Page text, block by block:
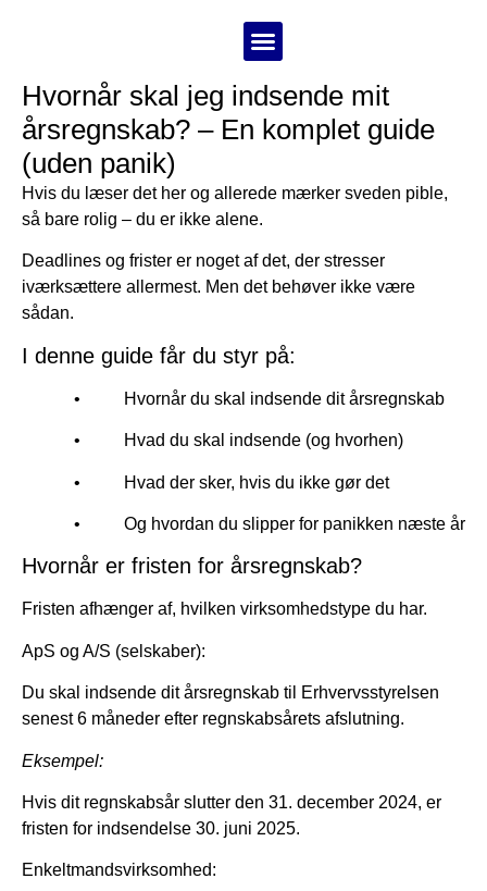
Hvornår skal jeg indsende mit
årsregnskab? – En komplet guide
(uden panik)
Hvis du læser det her og allerede mærker sveden pible,
så bare rolig – du er ikke alene.
Deadlines og frister er noget af det, der stresser
iværksættere allermest. Men det behøver ikke være
sådan.
I denne guide får du styr på:
• Hvornår du skal indsende dit årsregnskab
• Hvad du skal indsende (og hvorhen)
• Hvad der sker, hvis du ikke gør det
• Og hvordan du slipper for panikken næste år
Hvornår er fristen for årsregnskab?
Fristen afhænger af, hvilken virksomhedstype du har.
ApS og A/S (selskaber):
Du skal indsende dit årsregnskab til Erhvervsstyrelsen
senest 6 måneder efter regnskabsårets afslutning.
Eksempel:
Hvis dit regnskabsår slutter den 31. december 2024, er
fristen for indsendelse 30. juni 2025.
Enkeltmandsvirksomhed: